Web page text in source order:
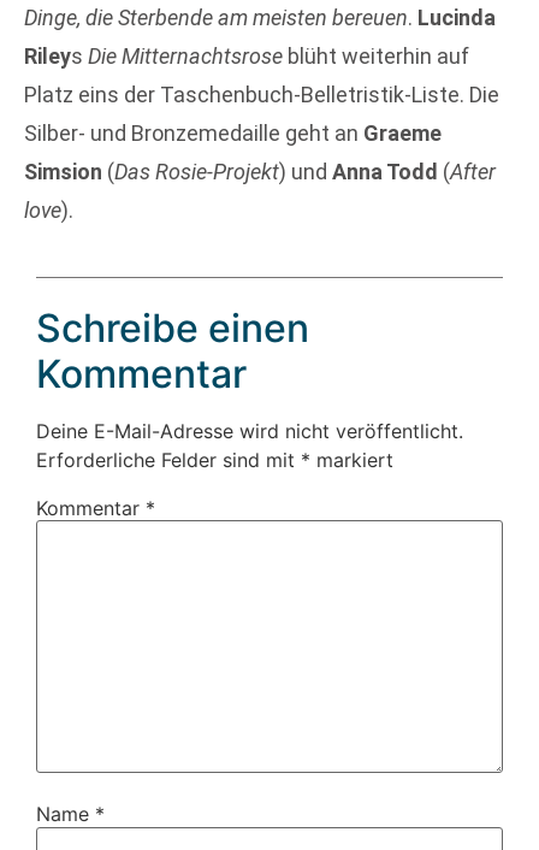
Dinge, die Sterbende am meisten bereuen. Lucinda
Rileys Die Mitternachtsrose blüht weiterhin auf
Platz eins der Taschenbuch-Belletristik-Liste. Die
Silber- und Bronzemedaille geht an Graeme
Simsion (Das Rosie-Projekt) und Anna Todd (After
love).
Schreibe einen
Kommentar
Deine E-Mail-Adresse wird nicht veröffentlicht.
Erforderliche Felder sind mit * markiert
Kommentar *
Name *